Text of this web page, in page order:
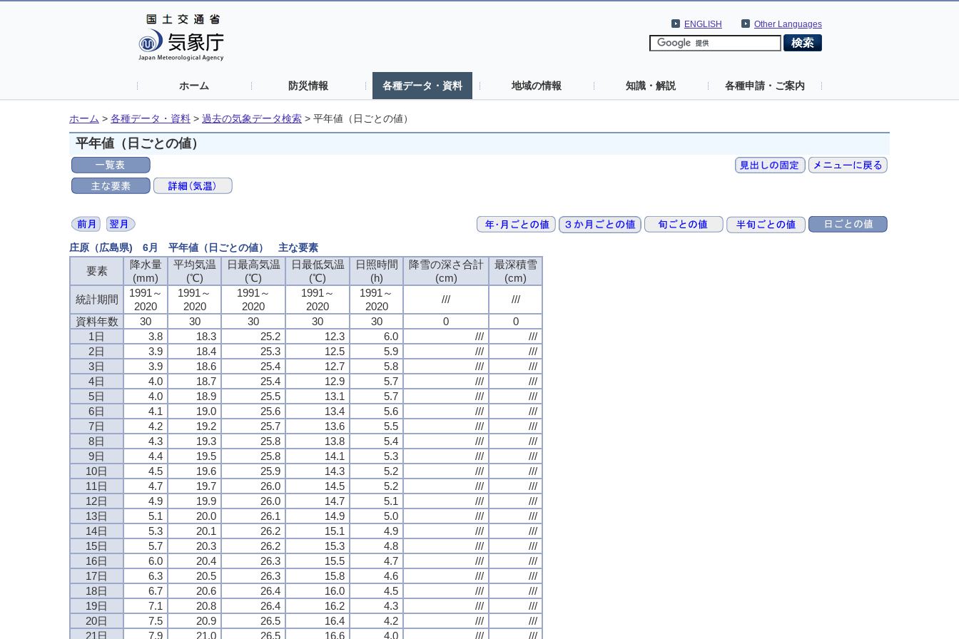
Other Languages
ENGLISH
ホーム 防災情報 各種データ・資料 地域の情報 知識・解説 各種申請・ご案内
ホーム > 各種データ・資料 > 過去の気象データ検索 > 平年値（日ごとの値）
平年値（日ごとの値）
庄原（広島県) 6月 平年値（日ごとの値） 主な要素
要素
降水量
(mm)
平均気温
(℃)
日最高気温
(℃)
日最低気温
(℃)
日照時間
(h)
降雪の深さ合計
(cm)
最深積雪
(cm)
統計期間
1991～
2020
1991～
2020
1991～
2020
1991～
2020
1991～
2020
///
///
資料年数
30 30 30 30 30 0
0
1日
3.8 18.3 25.2 12.3 6.0 ///
///
2日
3.9 18.4 25.3 12.5 5.9 ///
///
3日
3.9 18.6 25.4 12.7 5.8 ///
///
4日
4.0 18.7 25.4 12.9 5.7 ///
///
5日
4.0 18.9 25.5 13.1 5.7 ///
///
6日
4.1 19.0 25.6 13.4 5.6 ///
///
7日
4.2 19.2 25.7 13.6 5.5 ///
///
8日
4.3 19.3 25.8 13.8 5.4 ///
///
9日
4.4 19.5 25.8 14.1 5.3 ///
///
10日
4.5 19.6 25.9 14.3 5.2 ///
///
11日
4.7 19.7 26.0 14.5 5.2 ///
///
12日
4.9 19.9 26.0 14.7 5.1 ///
///
13日
5.1 20.0 26.1 14.9 5.0 ///
///
14日
5.3 20.1 26.2 15.1 4.9 ///
///
15日
5.7 20.3 26.2 15.3 4.8 ///
///
16日
6.0 20.4 26.3 15.5 4.7 ///
///
17日
6.3 20.5 26.3 15.8 4.6 ///
///
18日
6.7 20.6 26.4 16.0 4.5 ///
///
19日
7.1 20.8 26.4 16.2 4.3 ///
///
20日
7.5 20.9 26.5 16.4 4.2 ///
///
21日
7.9 21.0 26.5 16.6 4.0 /// ///